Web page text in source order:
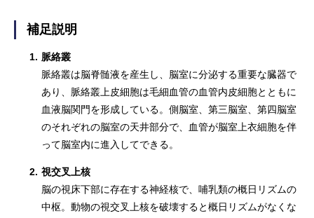
補足説明
1. 脈絡叢
脈絡叢は脳脊髄液を産生し、脳室に分泌する重要な臓器で
あり、脈絡叢上皮細胞は毛細血管の血管内皮細胞とともに
血液脳関門を形成している。側脳室、第三脳室、第四脳室
のそれぞれの脳室の天井部分で、血管が脳室上衣細胞を伴
って脳室内に進入してできる。
2. 視交叉上核
脳の視床下部に存在する神経核で、哺乳類の概日リズムの
中枢。動物の視交叉上核を破壊すると概日リズムがなくな